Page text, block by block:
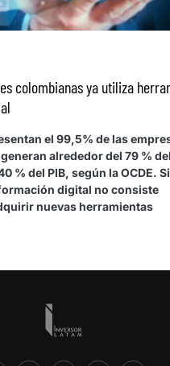
colombianas ya utiliza
el 99,5% de las
alrededor del 79 %
% del PIB, según la OCDE.
digital no consiste
nuevas herramientas